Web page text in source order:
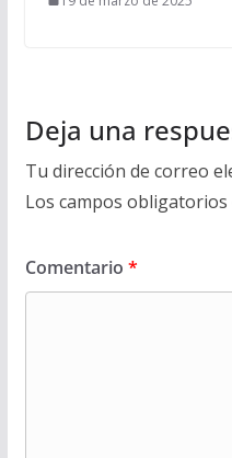
Deja una
Tu dirección de correo
Los campos
Comentario *